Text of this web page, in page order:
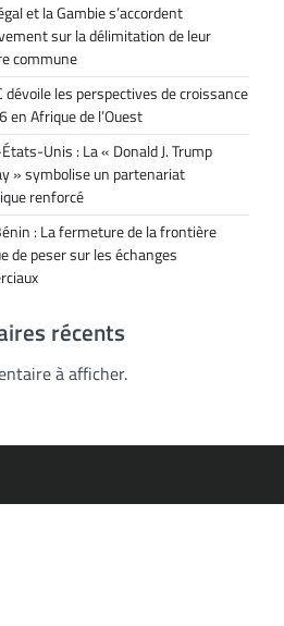
et la Gambie s’accordent
sur la délimitation de leur
commune
dévoile les perspectives de croissance
en Afrique de l’Ouest
Unis : La « Donald J. Trump
» symbolise un partenariat
renforcé
: La fermeture de la frontière
de peser sur les échanges
récents
à afficher.